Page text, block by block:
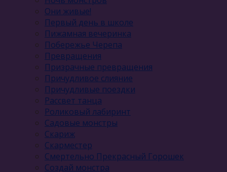
Они живые!
Первый день в школе
Пижамная вечеринка
Побережье Черепа
Превращения
Призрачные превращения
Причудливое слияние
Причудливые поездки
Рассвет танца
Роликовый лабиринт
Садовые монстры
Скариж
Скарместер
Смертельно Прекрасный Горошек
Создай монстра